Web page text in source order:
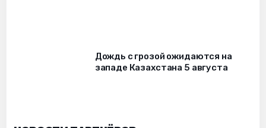
Дождь с грозой ожидаются на
западе Казахстана 5 августа